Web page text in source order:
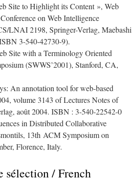
Site to Highlight its Content », Web
on Web Intelligence
LNAI 2198, Springer-Verlag, Maebashi
3-540-42730-9).
Site with a Terminology Oriented
(SWWS’2001), Stanford, CA,
An annotation tool for web-based
volume 3143 of Lectures Notes of
août 2004. ISBN : 3-540-22542-0
in Distributed Collaborative
13th ACM Symposium on
Florence, Italy.
sélection / French